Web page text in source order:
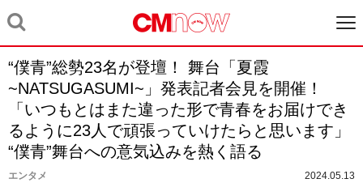
“僕青”総勢23名が登壇！ 舞台「夏霞
~NATSUGASUMI~」発表記者会見を開催！
「いつもとはまた違った形で青春をお届けでき
るように23人で頑張っていけたらと思います」
“僕青”舞台への意気込みを熱く語る
エンタメ 2024.05.13